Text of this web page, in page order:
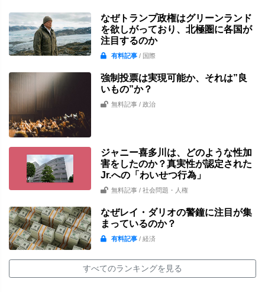
なぜトランプ政権はグリーンランド
を欲しがっており、北極圏に各国が
注目するのか
有料記事/ 国際
強制投票は実現可能か、それは”良
いもの”か？
無料記事 / 政治
ジャニー喜多川は、どのような性加
害をしたのか？真実性が認定された
Jr.への「わいせつ行為」
無料記事 / 社会問題・人権
なぜレイ・ダリオの警鐘に注目が集
まっているのか？
有料記事/ 経済
すべてのランキングを見る